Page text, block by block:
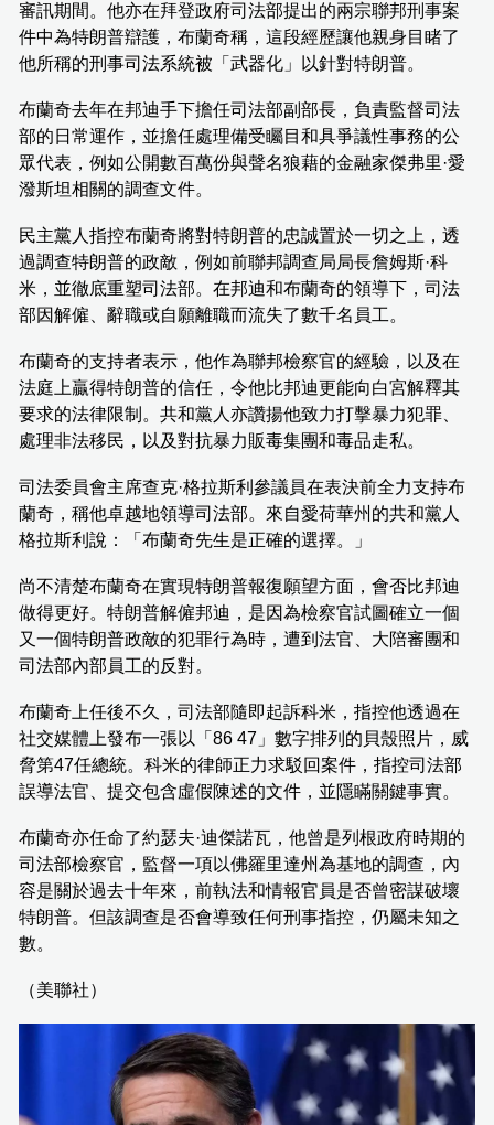
審訊期間。他亦在拜登政府司法部提出的兩宗聯邦刑事案
件中為特朗普辯護，布蘭奇稱，這段經歷讓他親身目睹了
他所稱的刑事司法系統被「武器化」以針對特朗普。
布蘭奇去年在邦迪手下擔任司法部副部長，負責監督司法
部的日常運作，並擔任處理備受矚目和具爭議性事務的公
眾代表，例如公開數百萬份與聲名狼藉的金融家傑弗里·愛
潑斯坦相關的調查文件。
民主黨人指控布蘭奇將對特朗普的忠誠置於一切之上，透
過調查特朗普的政敵，例如前聯邦調查局局長詹姆斯·科
米，並徹底重塑司法部。在邦迪和布蘭奇的領導下，司法
部因解僱、辭職或自願離職而流失了數千名員工。
布蘭奇的支持者表示，他作為聯邦檢察官的經驗，以及在
法庭上贏得特朗普的信任，令他比邦迪更能向白宮解釋其
要求的法律限制。共和黨人亦讚揚他致力打擊暴力犯罪、
處理非法移民，以及對抗暴力販毒集團和毒品走私。
司法委員會主席查克·格拉斯利參議員在表決前全力支持布
蘭奇，稱他卓越地領導司法部。來自愛荷華州的共和黨人
格拉斯利說：「布蘭奇先生是正確的選擇。」
尚不清楚布蘭奇在實現特朗普報復願望方面，會否比邦迪
做得更好。特朗普解僱邦迪，是因為檢察官試圖確立一個
又一個特朗普政敵的犯罪行為時，遭到法官、大陪審團和
司法部內部員工的反對。
布蘭奇上任後不久，司法部隨即起訴科米，指控他透過在
社交媒體上發布一張以「86 47」數字排列的貝殼照片，威
脅第47任總統。科米的律師正力求駁回案件，指控司法部
誤導法官、提交包含虛假陳述的文件，並隱瞞關鍵事實。
布蘭奇亦任命了約瑟夫·迪傑諾瓦，他曾是列根政府時期的
司法部檢察官，監督一項以佛羅里達州為基地的調查，內
容是關於過去十年來，前執法和情報官員是否曾密謀破壞
特朗普。但該調查是否會導致任何刑事指控，仍屬未知之
數。
（美聯社）